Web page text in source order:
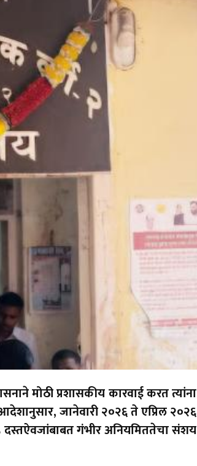
मोठी प्रशासकीय कारवाई करत त्यांना
जानेवारी २०२६ ते एप्रिल २०२६
दस्तऐवजांबाबत गंभीर अनियमिततेचा संशय